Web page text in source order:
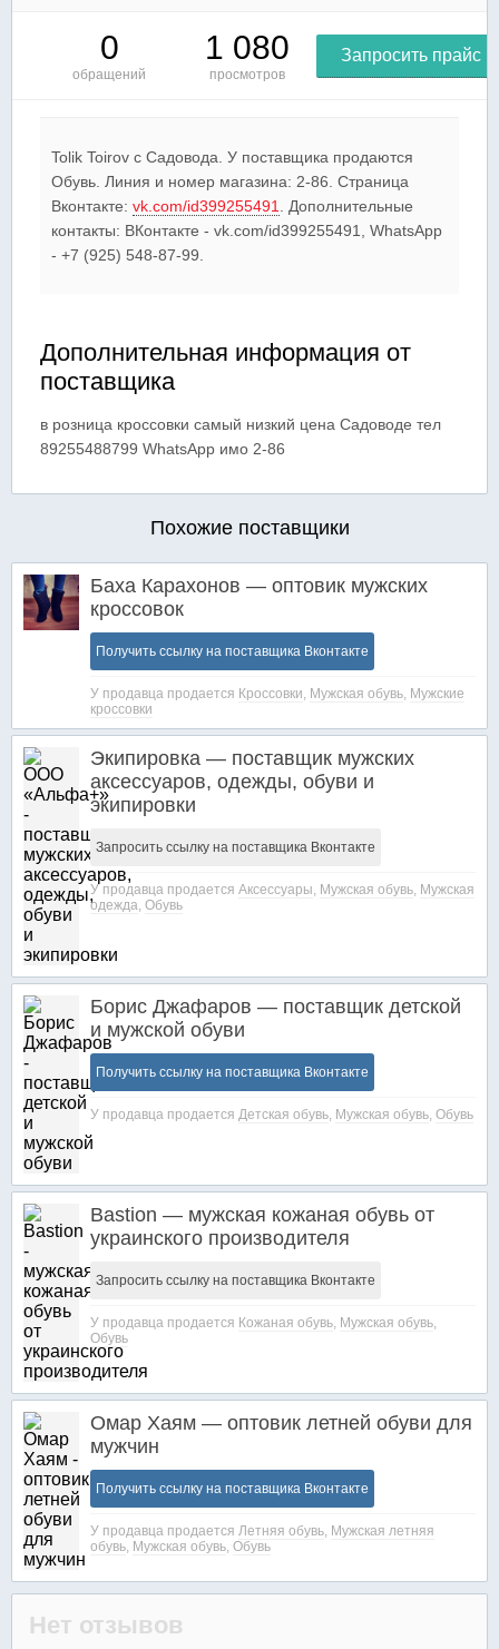
0
обращений
1 080
просмотров
Запросить прайс
Tolik Toirov c Садовода. У поставщика продаются
Обувь. Линия и номер магазина: 2-86. Страница
Вконтакте: vk.com/id399255491
. Дополнительные
контакты: ВКонтакте - vk.com/id399255491, WhatsApp
- +7 (925) 548-87-99.
Дополнительная информация от
поставщика
в розница кроссовки самый низкий цена Садоводе тел
89255488799 WhatsApp имо 2-86
Похожие поставщики
Баха Карахонов — оптовик мужских
кроссовок
Получить ссылку на поставщика Вконтакте
У продавца продается Кроссовки, Мужская обувь, Мужские
кроссовки
Экипировка — поставщик мужских
аксессуаров, одежды, обуви и
экипировки
Запросить ссылку на поставщика Вконтакте
У продавца продается Аксессуары, Мужская обувь, Мужская
одежда, Обувь
Борис Джафаров — поставщик детской
и мужской обуви
Получить ссылку на поставщика Вконтакте
У продавца продается Детская обувь, Мужская обувь, Обувь
Bastion — мужская кожаная обувь от
украинского производителя
Запросить ссылку на поставщика Вконтакте
У продавца продается Кожаная обувь, Мужская обувь,
Обувь
Омар Хаям — оптовик летней обуви для
мужчин
Получить ссылку на поставщика Вконтакте
У продавца продается Летняя обувь, Мужская летняя
обувь, Мужская обувь, Обувь
Нет отзывов